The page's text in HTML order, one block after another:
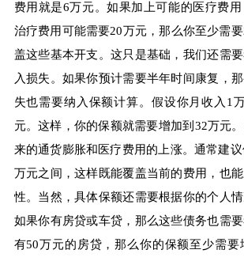
费用就是6万元。如果加上可能的医疗费
治疗费用可能需要20万元，那么你至少需
盖这些基本开支。这只是基础，我们还需
入损失。如果你预计需要半年时间康复，
失也需要纳入保额计算。假设你月收入1
元。这样，你的保额就需要增加到32万元
来的通货膨胀和医疗费用的上涨。通常建
万元之间，这样既能覆盖当前的费用，也
性。当然，具体保额还需要根据你的个人情
如果你有房贷或车贷，那么这些债务也需
有50万元的房贷，那么你的保额至少需要